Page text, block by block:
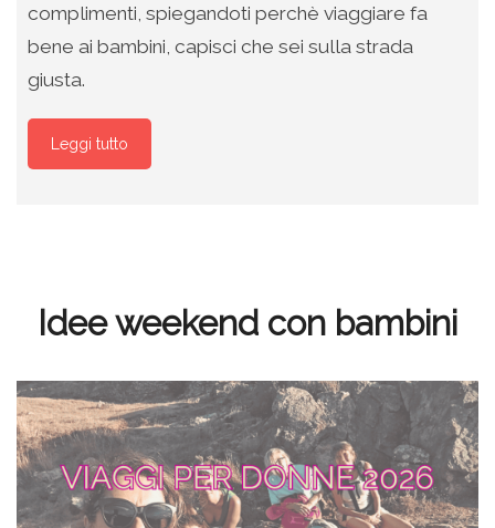
complimenti, spiegandoti perchè viaggiare fa
bene ai bambini, capisci che sei sulla strada
giusta.
Leggi tutto
Idee weekend con bambini